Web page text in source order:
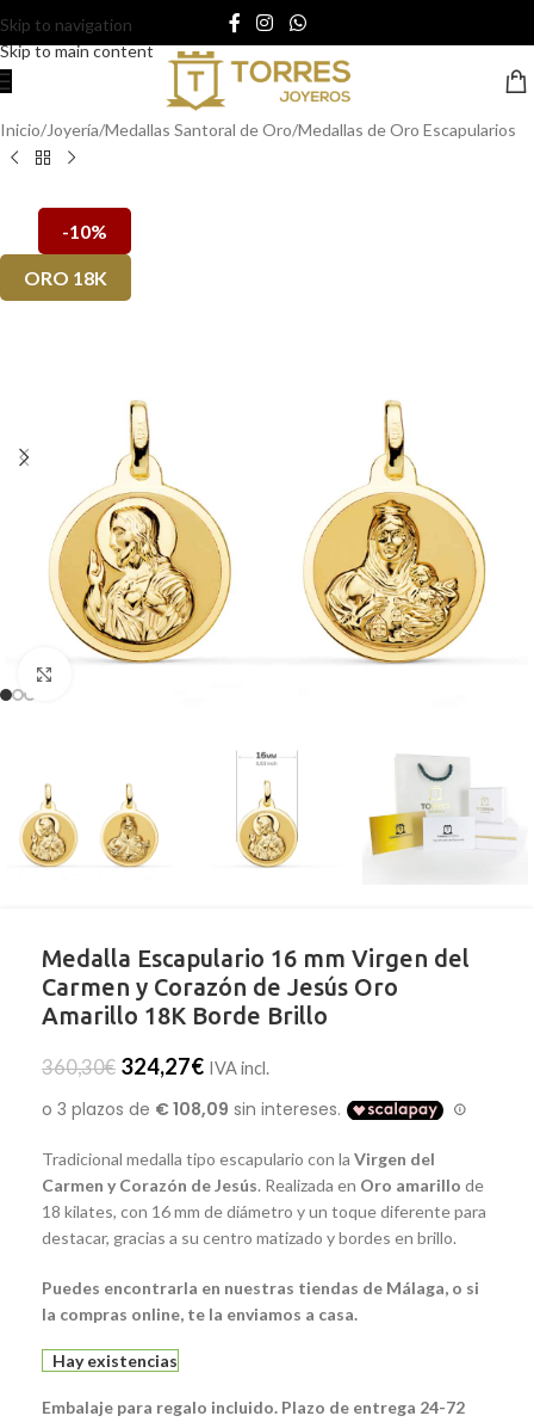
Skip to navigation
Skip to main content
Inicio/Joyería/Medallas Santoral de Oro/Medallas de Oro Escapularios
-10%
ORO 18K
Medalla Escapulario 16 mm Virgen del
Carmen y Corazón de Jesús Oro
Amarillo 18K Borde Brillo
360,30€ 324,27€ IVA incl.
Tradicional medalla tipo escapulario con la Virgen del
Carmen y Corazón de Jesús. Realizada en Oro amarillo de
18 kilates, con 16 mm de diámetro y un toque diferente para
destacar, gracias a su centro matizado y bordes en brillo.
Puedes encontrarla en nuestras tiendas de Málaga, o si
la compras online, te la enviamos a casa.
Hay existencias
Embalaje para regalo incluido. Plazo de entrega 24-72